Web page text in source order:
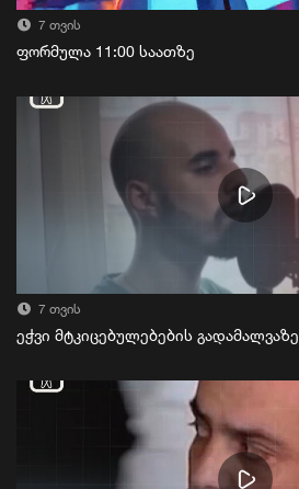
7 თვის
ფორმულა 11:00 საათზე
7 თვის
ეჭვი მტკიცებულებების გადამალვაზე